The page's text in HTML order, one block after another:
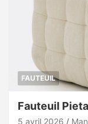
FAUTEUIL
Fauteuil
5 avril 2026